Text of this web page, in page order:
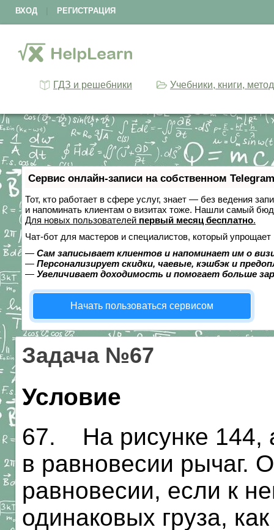
ВХОД РЕГИСТРАЦИЯ
ГДЗ и решебники Учебники, книги,
Сервис онлайн-записи на собственном
Тот, кто работает в сфере услуг, знает — без ведения
и напоминать клиентам о визитах тоже. Нашли самый
Для новых пользователей первый месяц бесплатно.
Чат-бот для мастеров и специалистов, который упрощает
— Сам записывает клиентов и напоминает им о
— Персонализирует скидки, чаевые, кэшбэк и
— Увеличивает доходимость и помогает больше
Начать пользоваться сервисом
Задача №67
Условие
67. На рисунке 144,
в равновесии рычаг.
равновесии, если к
одинаковых груза,